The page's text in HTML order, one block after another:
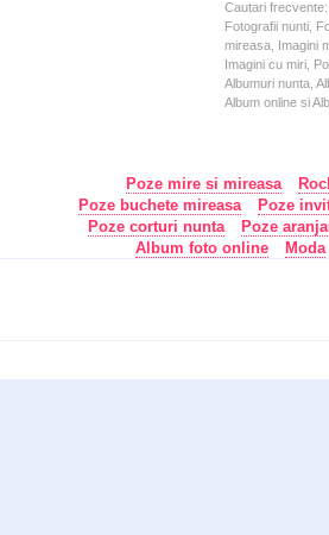
Cautari
Fotografii nunti,
mireasa, Imagini
Imagini cu miri,
Albumuri nunta,
Album online si
Poze mire si mireasa
Poze buchete mireasa
Poze
Poze corturi nunta
Poze
Album foto online
Moda